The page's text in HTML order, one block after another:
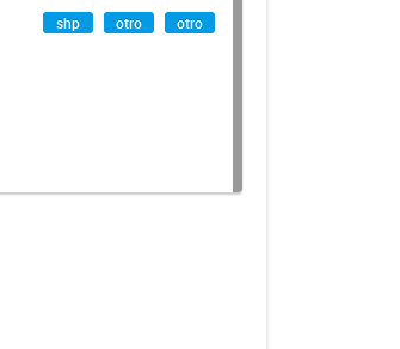
shp otro otro